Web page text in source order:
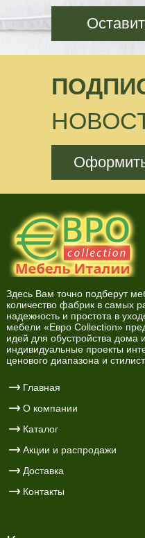
Здесь Вам точно подберут
количество фабрик в самых
надежность и простота в
мебели «Евро Collection»
идей для обустройства дома
индивидуальные проекты
ценового диапазона и
Главная
О компании
Каталог
Акции и распродажи
Доставка
Контакты